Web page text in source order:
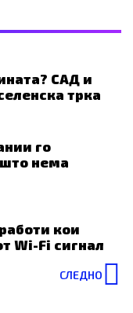
САД и
трка
го
нема
кои
Wi-Fi сигнал
СЛЕДНО